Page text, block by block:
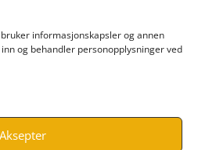
informasjonskapsler og annen
og behandler personopplysninger ved
Aksepter